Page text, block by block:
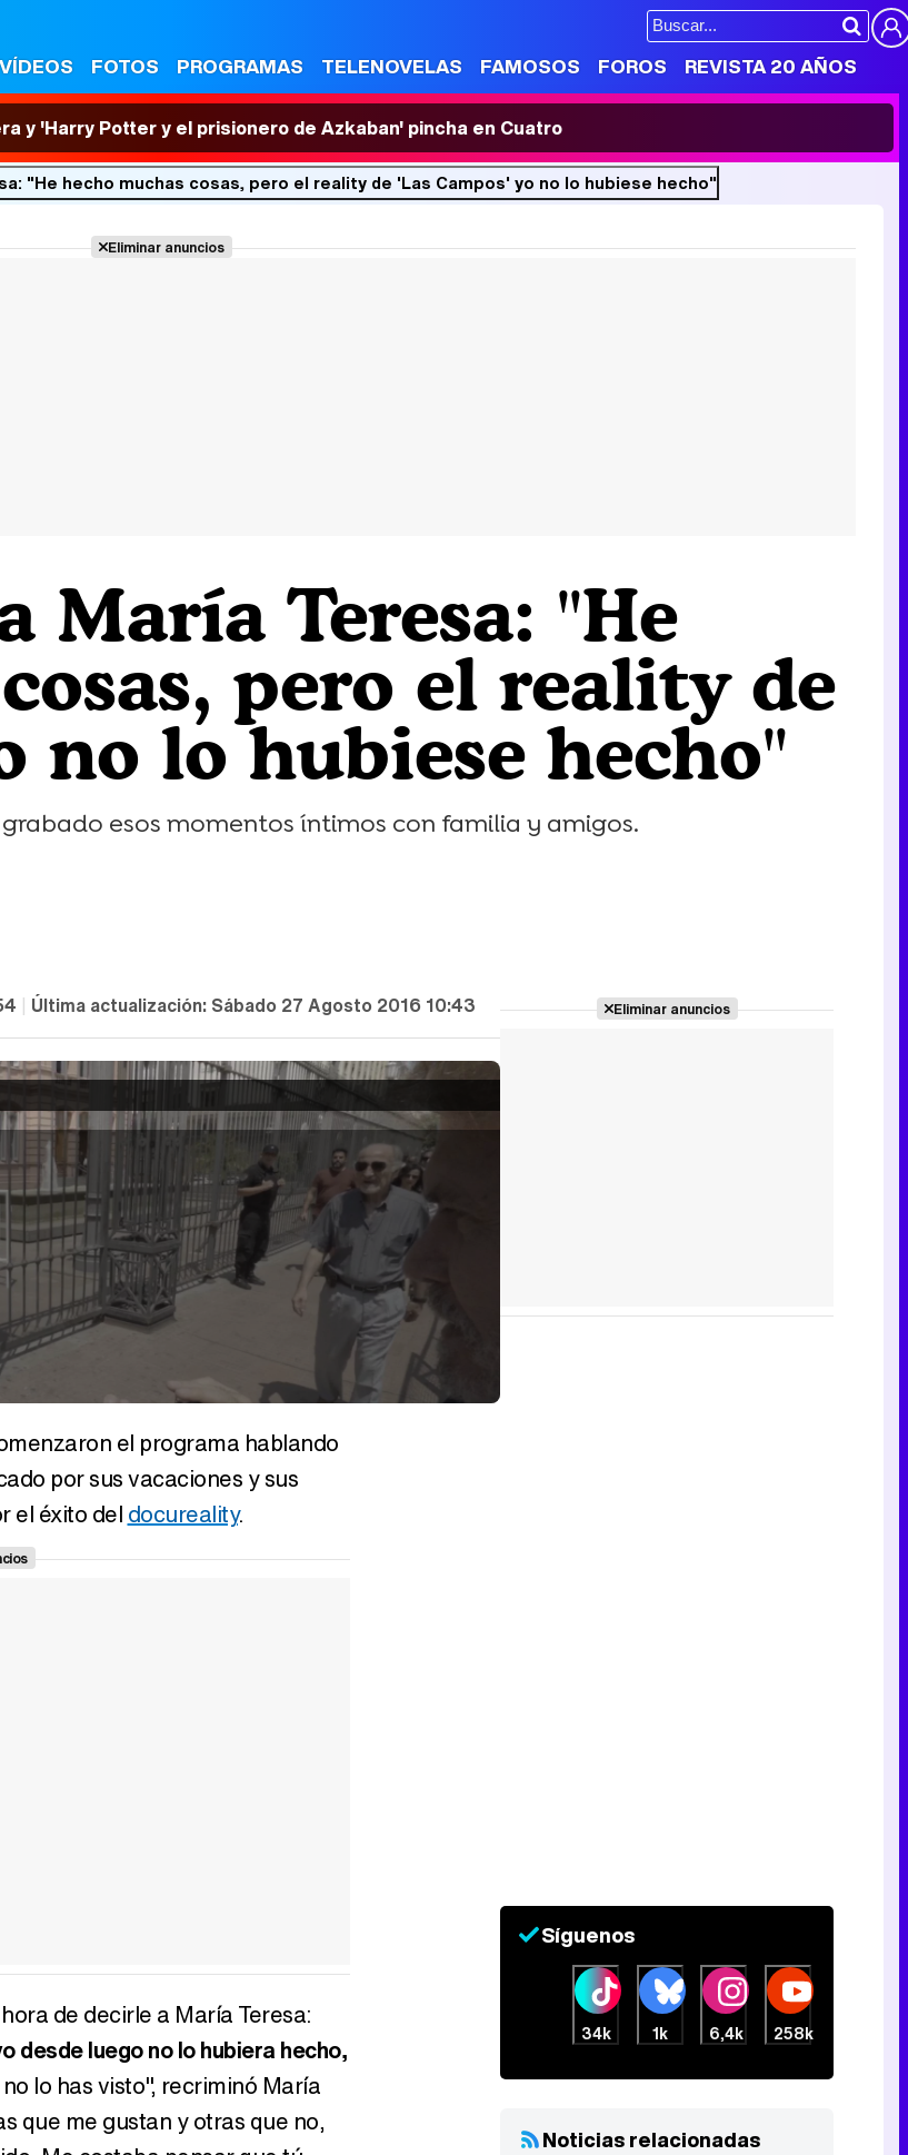
VÍDEOS FOTOS PROGRAMAS TELENOVELAS FAMOSOS FOROS REVISTA 20 AÑOS
y 'Harry Potter y el prisionero de Azkaban' pincha en Cuatro
"He hecho muchas cosas, pero el reality de 'Las Campos' yo no lo hubiese hecho"
Eliminar anuncios
María Teresa: "He
pero el reality de
no lo hubiese hecho"
esos momentos íntimos con familia y amigos.
| Última actualización: Sábado 27 Agosto 2016 10:43
el programa hablando
por sus vacaciones y sus
el éxito del docureality.
de decirle a María Teresa:
desde luego no lo hubiera hecho,
lo has visto", recriminó María
que me gustan y otras que no,
Eliminar anuncios
Síguenos
34k 1k 6,4k 258k
Noticias relacionadas